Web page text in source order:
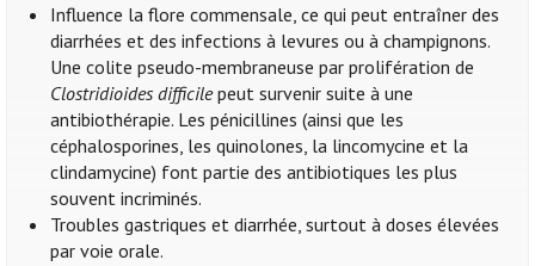
Influence la flore commensale, ce qui peut entraîner des
diarrhées et des infections à levures ou à champignons.
Une colite pseudo-membraneuse par prolifération de
Clostridioides difficilepeut survenir suite à une
antibiothérapie. Les pénicillines (ainsi que les
céphalosporines, les quinolones, la lincomycine et la
clindamycine) font partie des antibiotiques les plus
souvent incriminés.
Troubles gastriques et diarrhée, surtout à doses élevées
par voie orale.